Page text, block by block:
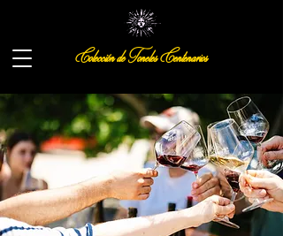
Colección de Toneles Centenarios